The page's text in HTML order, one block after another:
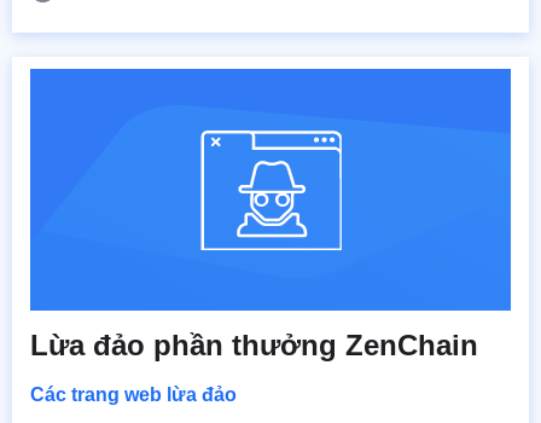
Lừa đảo phần thưởng ZenChain
Các trang web lừa đảo